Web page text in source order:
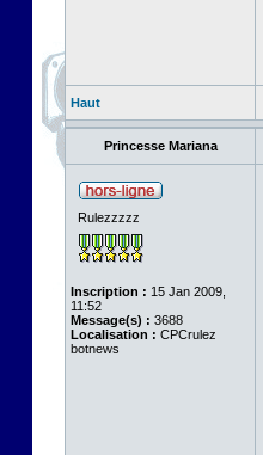
Haut
Princesse Mariana
Rulezzzzz
Inscription : 15 Jan 2009,
11:52
Message(s) : 3688
Localisation : CPCrulez
botnews